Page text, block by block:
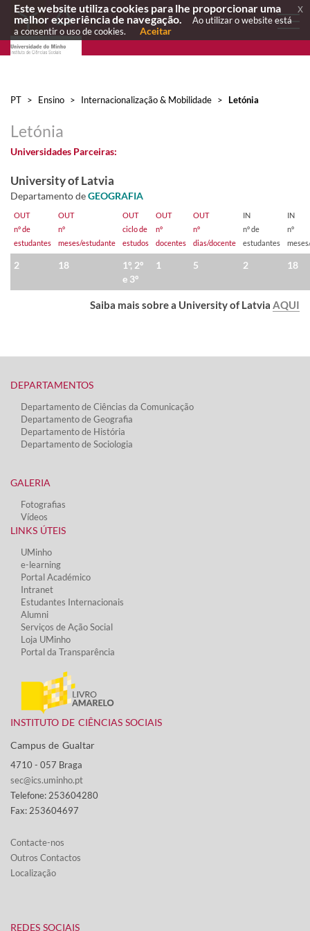
PT > Ensino > Internacionalização & Mobilidade > Letónia
Letónia
​Universidades Parceiras:
University of Latvia
Departamento deGEOGRAFIA
OUT
nº de
estudantes
OUT
nº
meses/estudante​
OUT
ciclo de
estudos
OUT
nº
docentes
​OUT
nº
dias/docente
IN
nº de
estudantes
​IN
nº
2 ​18
1º, 2º
e 3º
1 ​5 2 18
Saiba mais sobre a University of Latvia AQUI
DEPARTAMENTOS​
Departamento de Ciências da Comunicação
Departamento de Geografia
Departamento de História
Departamento de Sociologia
GALERIA
Fotografias
Vídeos​
LINKS ÚTEIS​
UMinho
e-learning
Portal Académico
Intranet
Estudantes Inter​​nacionais
Alumni
Serviços de Ação Social​
Loja UMinho
Portal da Transparência
INSTITUTO DE CIÊNCIAS SOCIAIS
Campus de Gualtar ​
4710 - ​057 Braga
sec@ics.uminho.pt
Telefone: 253604280
Fax: 253604697
Contacte-nos​​​
Outros Contactos
Localização
​REDES SOCIAIS
Este website utiliza cookies para lhe proporcionar uma
melhor experiência de navegação.
Ao utilizar o website está
a consentir o uso de cookies.
Aceitar
x